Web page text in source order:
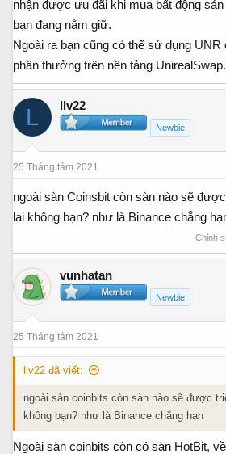
nhận được ưu đãi khi mua bất động
bạn đang nắm giữ.
Ngoài ra bạn cũng có thể sử dụng UNR
phần thưởng trên nền tảng UnirealSwap.
L llv22
Newbie
25 Tháng tám 2021
ngoài sàn Coinsbit còn sàn nào sẽ
lai không bạn? như là Binance chẳng
Chỉnh
vunhatan
Newbie
25 Tháng tám 2021
llv22 đã viết:
ngoài sàn coinbits còn sàn nào sẽ được
không bạn? như là Binance chẳng hạn
Ngoài sàn coinbits còn có sàn HotBit,